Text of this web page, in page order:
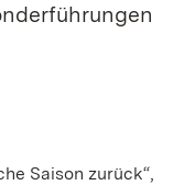
Saison zurück“,